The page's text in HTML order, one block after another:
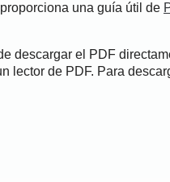
una guía útil de
descargar el PDF
lector de PDF. Para